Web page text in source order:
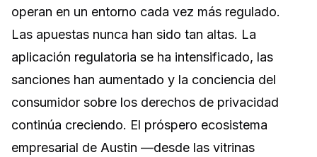
operan en un entorno cada vez más regulado.
Las apuestas nunca han sido tan altas. La
aplicación regulatoria se ha intensificado, las
sanciones han aumentado y la conciencia del
consumidor sobre los derechos de privacidad
continúa creciendo. El próspero ecosistema
empresarial de Austin —desde las vitrinas